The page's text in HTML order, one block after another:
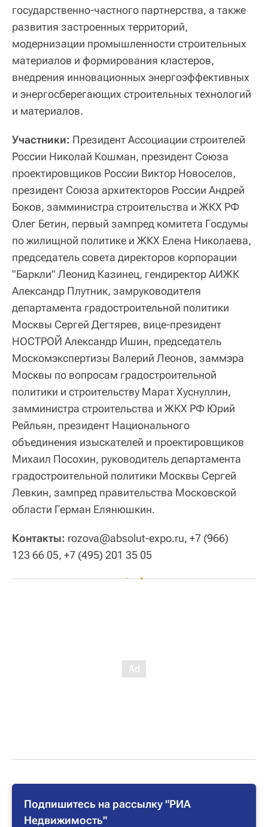
государственно-частного партнерства, а также
развития застроенных территорий,
модернизации промышленности строительных
материалов и формирования кластеров,
внедрения инновационных энергоэффективных
и энергосберегающих строительных технологий
и материалов.
Участники: Президент Ассоциации строителей
России Николай Кошман, президент Союза
проектировщиков России Виктор Новоселов,
президент Союза архитекторов России Андрей
Боков, замминистра строительства и ЖКХ РФ
Олег Бетин, первый зампред комитета Госдумы
по жилищной политике и ЖКХ Елена Николаева,
председатель совета директоров корпорации
"Баркли" Леонид Казинец, гендиректор АИЖК
Александр Плутник, замруководителя
департамента градостроительной политики
Москвы Сергей Дегтярев, вице-президент
НОСТРОЙ Александр Ишин, председатель
Москомэкспертизы Валерий Леонов, заммэра
Москвы по вопросам градостроительной
политики и строительству Марат Хуснуллин,
замминистра строительства и ЖКХ РФ Юрий
Рейльян, президент Национального
объединения изыскателей и проектировщиков
Михаил Посохин, руководитель департамента
градостроительной политики Москвы Сергей
Левкин, зампред правительства Московской
области Герман Елянюшкин.
Контакты: rozova@absolut-expo.ru, +7 (966)
123 66 05, +7 (495) 201 35 05
Подпишитесь на рассылку "РИА
Недвижимость"